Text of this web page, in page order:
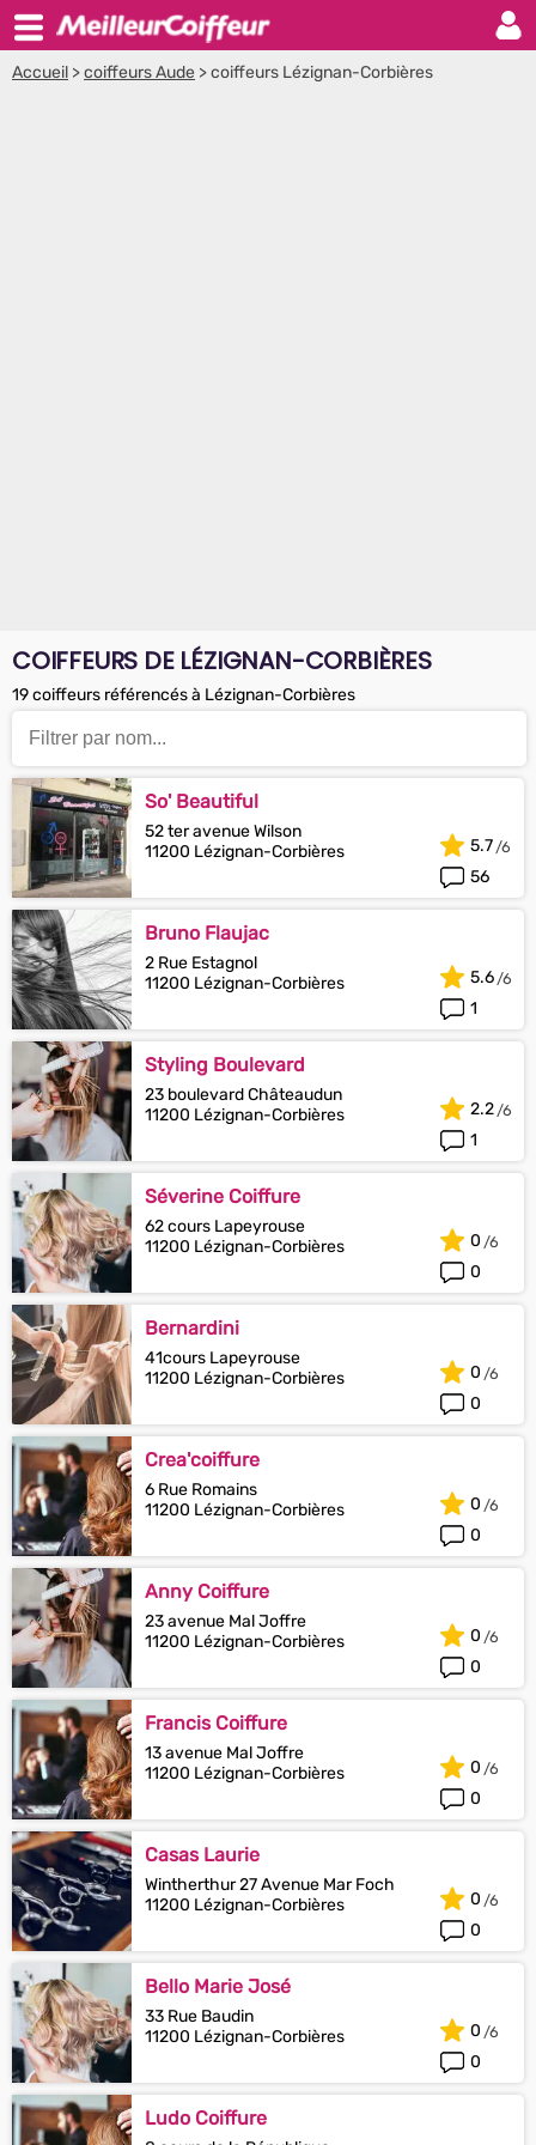
Accueil >coiffeurs Aude >coiffeurs Lézignan-Corbières
COIFFEURS DE LÉZIGNAN-CORBIÈRES
19 coiffeurs référencés à Lézignan-Corbières
So' Beautiful
52 ter avenue Wilson
11200 Lézignan-Corbières
56
5.7
Bruno Flaujac
2 Rue Estagnol
11200 Lézignan-Corbières
1
5.6
Styling Boulevard
23 boulevard Châteaudun
11200 Lézignan-Corbières
1
2.2
Séverine Coiffure
62 cours Lapeyrouse
11200 Lézignan-Corbières
0
0
Bernardini
41cours Lapeyrouse
11200 Lézignan-Corbières
0
0
Crea'coiffure
6 Rue Romains
11200 Lézignan-Corbières
0
0
Anny Coiffure
23 avenue Mal Joffre
11200 Lézignan-Corbières
0
0
Francis Coiffure
13 avenue Mal Joffre
11200 Lézignan-Corbières
0
0
Casas Laurie
Wintherthur 27 Avenue Mar Foch
11200 Lézignan-Corbières
0
0
Bello Marie José
33 Rue Baudin
11200 Lézignan-Corbières
0
0
Ludo Coiffure